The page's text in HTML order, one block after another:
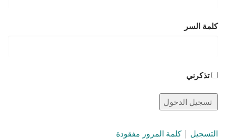
كلمة السر
تذكرني
التسجيل | كلمة المرور مفقودة